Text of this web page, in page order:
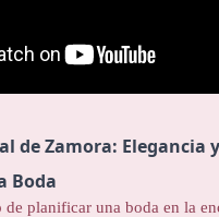
de Zamora: Elegancia
Boda
planificar una boda en la